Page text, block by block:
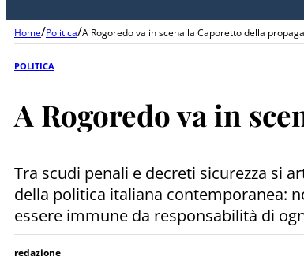
Home/Politica/A Rogoredo va in scena la Caporetto della
POLITICA
A Rogoredo va in
Tra scudi penali e decreti sicurezza si
della politica italiana contemporanea:
essere immune da responsabilità di
redazione